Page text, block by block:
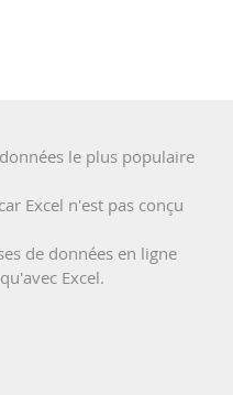
le plus populaire
Excel n'est pas conçu
de données en ligne
Excel.